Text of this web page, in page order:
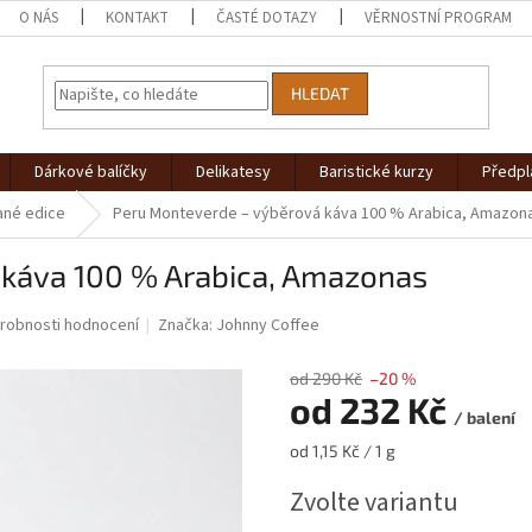
O NÁS KONTAKT ČASTÉ DOTAZY VĚRNOSTNÍ PROGRAM
HLEDAT
Dárkové balíčky Delikatesy Baristické kurzy
edice Peru Monteverde – výběrová káva 100 % Arabica,
100 % Arabica, Amazonas
hodnocení Značka: Johnny Coffee
od 290 Kč –20 %
od 232 Kč / balení
Měrná
od 1,15 Kč / 1 g
Zvolte variantu